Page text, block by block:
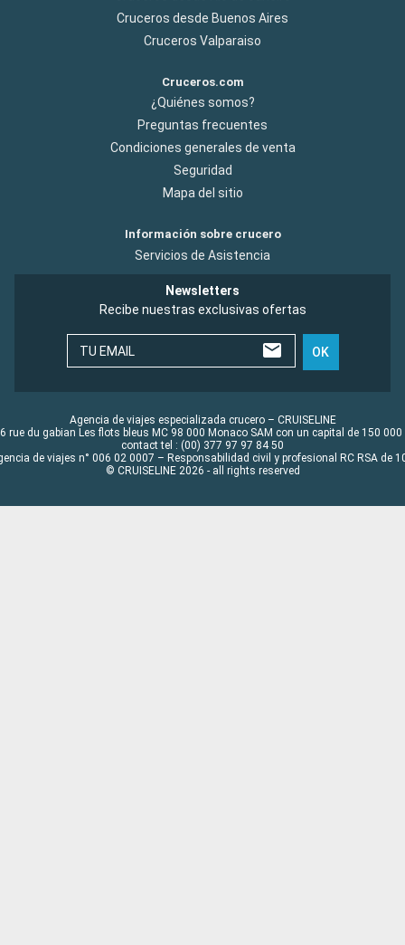
Cruceros desde Buenos Aires
Cruceros Valparaiso
Cruceros.com
¿Quiénes somos?
Preguntas frecuentes
Condiciones generales de venta
Seguridad
Mapa del sitio
Información sobre crucero
Servicios de Asistencia
Newsletters
Recibe nuestras exclusivas ofertas
TU EMAIL OK
Agencia de viajes especializada crucero – CRUISELINE
rue du gabian Les flots bleus MC 98 000 Monaco SAM con un capital de 150 000
contact tel : (00) 377 97 97 84 50
de viajes n° 006 02 0007 – Responsabilidad civil y profesional RC RSA de
© CRUISELINE 2026 - all rights reserved